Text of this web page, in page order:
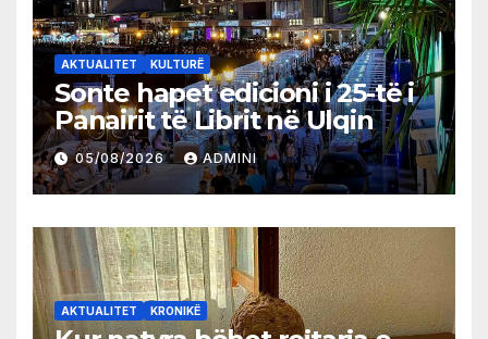
AKTUALITET KULTURË
Sonte hapet edicioni i 25-të i
Panairit të Librit në Ulqin
05/08/2026 ADMINI
AKTUALITET KRONIKË